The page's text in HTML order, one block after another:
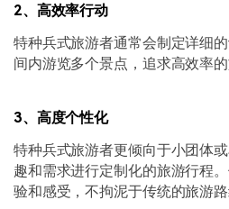
2、高效率行动
特种兵式旅游者通常会制定详细
间内游览多个景点，追求高效率的
3、高度个性化
特种兵式旅游者更倾向于小团体
趣和需求进行定制化的旅游行程
验和感受，不拘泥于传统的旅游路